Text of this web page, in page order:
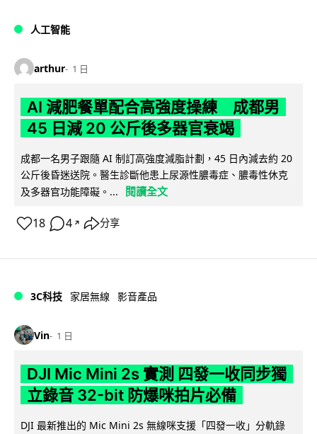
人工智能
arthur 1 日
AI 減肥餐單配合高強度操練 成都男
45 日減 20 公斤後多器官衰竭
成都一名男子跟隨 AI 制訂高強度減脂計劃，45 日內減去約 20
公斤後昏迷送院。醫生診斷他患上尿源性膿毒症、膿毒性休克
及多器官功能障礙。...
閱讀全文
18 4 ↗ 分享
3C科技 家居無線 影音產品
Vin 1 日
DJI Mic Mini 2s 實測 四發一收同步獨
立錄音 32-bit 防爆咪拍片必備
DJI 最新推出的 Mic Mini 2s 無線咪支援「四發一收」分軌錄